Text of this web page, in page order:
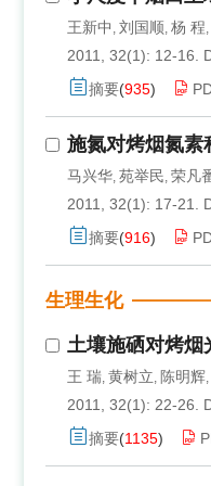
王新中 , 刘国顺, 杨 程,
2011, 32(1): 12-16.
摘要(935)
施氮对烤烟氮素
马兴华, 苑举民, 荣凡
2011, 32(1): 17-21.
摘要(916)
生理生化
土壤施硒对烤烟
王 瑞, 黄树立, 陈明辉,
2011, 32(1): 22-26.
摘要(1135)